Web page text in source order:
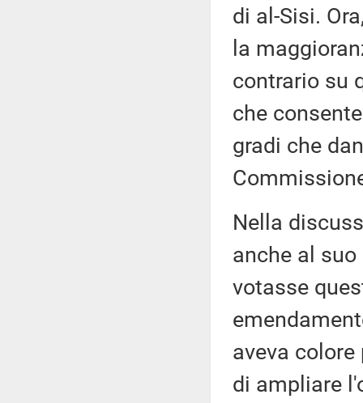
di al-Sisi.
la
contrario su
che
gradi che
Nella
anche al
votasse
aveva
di ampliare